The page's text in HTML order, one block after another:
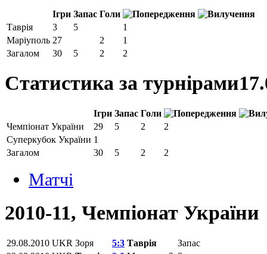
Ігри Запас Голи
Таврія
3 5
1
Маріуполь 27 2
1
Загалом
30 5 2 2
Статистика за турнірами
Ігри Запас Голи
Чемпіонат України
29 5 2
2
Суперкубок України 1
Загалом
30 5 2 2
Матчi
2010-11, Чемпіонат України
29.08.2010 UKR Зоря 5:3 Таврія
Запас